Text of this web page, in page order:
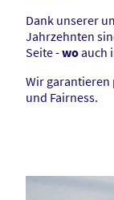
Dank unserer
Jahrzehnten
Seite -woauch
Wir
und Fairness.